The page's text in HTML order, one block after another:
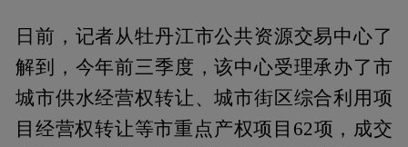
日前，记者从牡丹江市公共资源交易中心了
解到，今年前三季度，该中心受理承办了市
城市供水经营权转让、城市街区综合利用项
目经营权转让等市重点产权项目62项，成交